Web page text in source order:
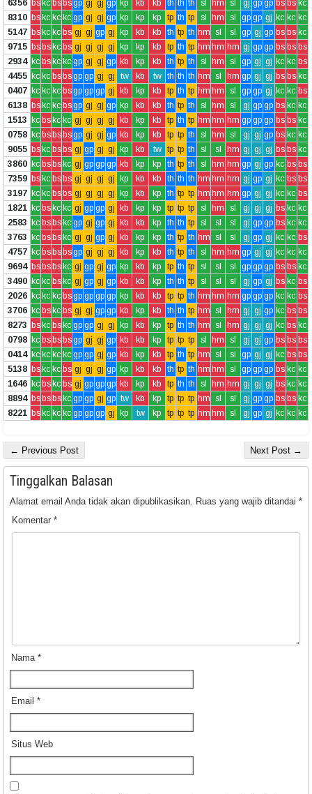
6356 bs kc bs bsgp gj gj gp kp kb kb th th th sl hm sl gj gp gp bs bs kc
8310 bskc kc kc gp gj gj gp kp kp kp tp th tp sl hm sl gp gp gj kc kc kc
5147 bskc kc bs gj gj gp gj kp kb kb th tp th hm sl sl gp gj gp bs bs kc
9715 bsbskc bs gj gj gj gj kp kp kb tp th tp hm hm hm gj gp gp bs bs bs
2934 kc bskc kc gp gj gj gp kb kp kb th tp th sl hm sl gp gj gj kc kc bs
4455 kc kc bsbsgp gp gj gj tw kb tw th th th hm sl hm gp gj gj bs bs kc
0407 kc kc kc bsgp gp gp gj kb kp kb tp th tp hm hm sl gp gp gj kc kc bs
6138 bskc kc bsgp gj gj gp kp kb kb th tp th sl hm sl gj gp gp bs kc kc
1513 kc bskc kc gj gj gj gj kb kp kb tp th tp hm hm hm gp gp gp bs bs kc
0758 kc bsbsbsgp gj gj gp kb kp kb tp tp th sl hm sl gj gj gp bs kc kc
9055 bskc bsbs gj gp gj gj kp kb tw tp tp th sl sl hm gj gj gj bs bs kc
3860 kc bsbskc gj gp gp gp kb kp kp th tp th sl hm hm gp gj gp kc bs bs
7359 bskc bsbs gj gj gj gj kp kb kb th th th hm hm hm gj gp gj kc bs bs
3197 kc kc bsbs gj gj gj gj kp kb kp th tp tp hm hm hm gp gj gj kc kc bs
1821 kc bskc kc gj gp gp gj kb kp kp tp tp tp sl hm sl gj gj gj bs kc kc
2583 kc bsbskc gp gj gp gj kb kb kp th th tp sl sl sl gj gp gp bs kc kc
3763 kc bsbskc gj gj gp gj kb kp kp th tp th hm sl sl gj gp gj kc kc bs
4757 kc bsbsbsgp gj gj gj kb kp kb th tp th sl hm hm gp gj gj kc kc kc
9694 bsbsbskc gj gp gj gp kp kb kp tp th tp sl sl sl gp gp gp bs bs kc
3490 kc kc bskc gj gp gj gp kb kb kp th th tp sl sl sl gj gp gj bs kc bs
2026 kc kc kc bsgp gp gp gp kp kb kb tp tp th hm hm hm gp gp gp kc kc bs
3706 kc bskc bs gj gj gp gp kb kp kb th th tp hm sl hm gj gj gp kc bs bs
8273 bskc bskc gp gp gj gj kp kb kp tp th th hm sl hm gj gj gj kc bs kc
0798 kc bsbsbsgp gj gj gp kb kb kp tp tp tp sl hm sl gj gj gp bs bs bs
0414 kc kc kc kc gp gp gj gp kb kp kb tp th tp hm sl sl gp gj gj kc bs bs
5138 bskc kc bs gj gj gj gp kp kb kb th tp th hm hm sl gp gp gp bs kc kc
1646 kc bskc bs gj gp gp gp kb kp kb tp th th sl hm hm gj gj gj bs kc kc
8894 bsbsbskc gp gp gj gp tw kb kp tp tp tp hm sl sl gj gp gp bs bs kc
8221 bskc kc kc gp gp gp gj kp tw kp tp tp tp hm hm sl gj gp gj kc kc kc
← Previous Post Next Post →
Tinggalkan Balasan
Alamat email Anda tidak akan dipublikasikan. Ruas yang wajib ditandai *
Komentar *
Nama *
Email *
Situs Web